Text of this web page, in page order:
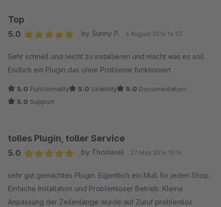
Top
5.0
by Sunny P. 6 August 2016 14:23
Sehr schnell und leicht zu installieren und macht was es soll.
Endlich ein Plugin das ohne Probleme funktioniert.
5.0 Functionality 5.0 Usability 5.0 Documentation
5.0 Support
tolles Plugin, toller Service
5.0
by Thomasel 27 May 2016 15:14
sehr gut gemachtes Plugin. Eigentlich ein Muß für jeden Shop.
Einfache Installation und Problemloser Betrieb. Kleine
Anpassung der Zeilenlänge wurde auf Zuruf problemlos